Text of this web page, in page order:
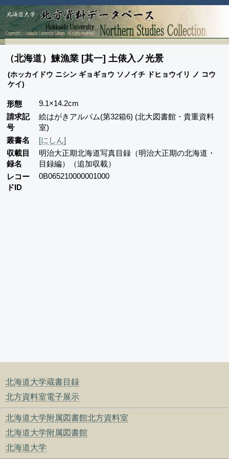
北海道大学蔵書目録
北方資料室電子展示
北海道大学附属図書館北方資料室
北海道大学附属図書館
北海道大学
（北海道）鰊漁業 [其一] 土俵入ノ光景
(ホッカイドウ ニシン ギョギョウ ソノイチ ドヒョウイリ ノ コウ
ケイ)
形態
9.1×14.2cm
請求記
号
絵はがきアルバム(第32箱6) (北大図書館・貴重資料
室)
叢書名
[にしん]
収載目
録名
明治大正期北海道写真目録（明治大正期の北海道・
目録編）（追加収載）
レコー
ドID
0B065210000001000